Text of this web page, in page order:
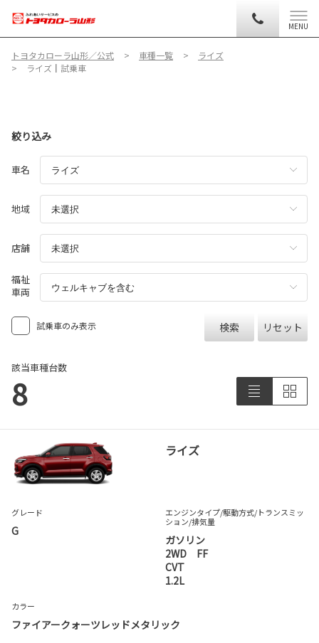
MENU
トヨタカローラ山形／公式 車種一覧
ライズ
ライズ┃試乗車
絞り込み
車名
地域
店舗
福祉
車両
試乗車のみ表示 検索 リセット
該当車種台数
8
ライズ
グレード
G
エンジンタイプ/駆動方式/トランスミッ
ション/排気量
ガソリン
2WD FF
CVT
1.2L
カラー
ファイアークォーツレッドメタリック